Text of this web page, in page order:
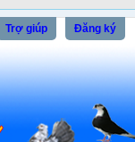
Đăng ký
Trợ giúp